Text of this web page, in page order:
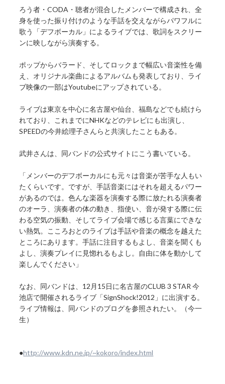
ろう者・CODA・聴者が混合したメンバーで構成され、全
身を使った振り付けのような手話を交えながらパワフルに
歌う「デフボーカル」によるライブでは、歌詞をスクリー
ンに映しながら演奏する。
ポップからバラード、そしてロックまで幅広い音楽性を備
え、オリジナル楽曲によるアルバムも発表しており、ライ
ブ映像の一部はYoutubeにアップされている。
ライブは東京を中心に名古屋や仙台、福島などでも続けら
れており、これまでにNHKなどのテレビにも出演し、
SPEEDの今井絵理子さんらと共演したこともある。
武井さんは、同バンドの公式サイトにこう書いている。
「メンバーのデフボーカルにも元々は音楽が苦手な人もい
たくらいです。ですが、手話音楽にはそれを超えるパワー
があるのでは。色んな楽器を演奏する際に放たれる演奏者
のオーラ、演奏者の体の動き、指使い、音が発する際に伝
わる空気の振動、そしてライブ会場で感じる言葉にできな
い熱気。こころおとのライブは手話や音楽の概念を越えた
ところにあります。手話に注目するもよし、音楽を聞くも
よし、演奏プレイに見惚れるもよし。自由に体を動かして
楽しんでください」
なお、同バンドは、12月15日に名古屋のCLUB 3 STAR 今
池店で開催されるライブ「SignShock!2012」に出演する。
ライブ情報は、同バンドのブログを参照されたい。（今一
生）
●http://www.kdn.ne.jp/~kokoro/index.html